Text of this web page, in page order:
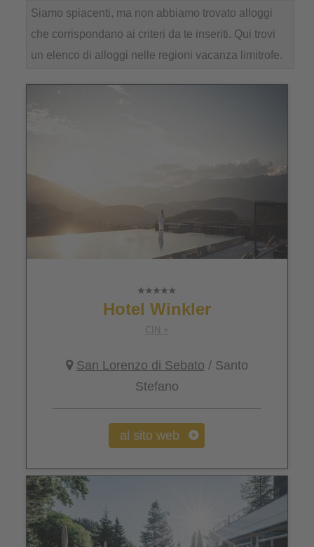
Siamo spiacenti, ma non abbiamo trovato alloggi
che corrispondano ai criteri da te inseriti. Qui trovi
un elenco di alloggi nelle regioni vacanza limitrofe.
Hotel Winkler
CIN +
San Lorenzo di Sebato / Santo
Stefano
al sito web